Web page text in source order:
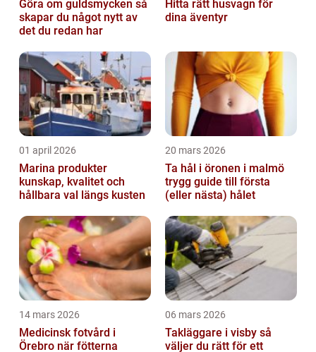
Göra om guldsmycken så
skapar du något nytt av
det du redan har
Hitta rätt husvagn för
dina äventyr
01 april 2026
Marina produkter
kunskap, kvalitet och
hållbara val längs kusten
20 mars 2026
Ta hål i öronen i malmö
trygg guide till första
(eller nästa) hålet
14 mars 2026
Medicinsk fotvård i
Örebro när fötterna
06 mars 2026
Takläggare i visby så
väljer du rätt för ett